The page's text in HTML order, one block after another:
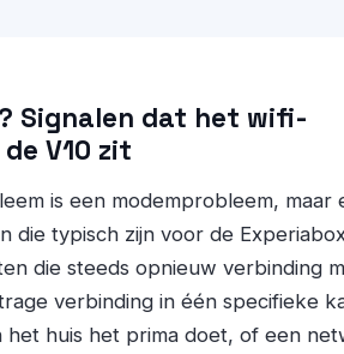
Signalen dat het wifi-
V10 zit
is een modemprobleem, maar
die typisch zijn voor de
die steeds opnieuw verbinding
verbinding in één specifieke
het huis het prima doet, of een